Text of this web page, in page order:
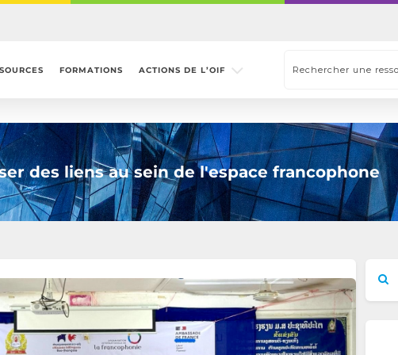
FORMATIONS ACTIONS DE L’OIF
des liens au sein de l'espace francophone